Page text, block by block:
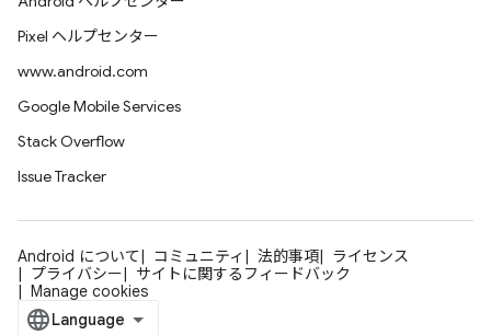
Pixel ヘルプセンター
www.android.com
Google Mobile Services
Stack Overflow
Issue Tracker
Android について コミュニティ 法的事項
ライセンス
プライバシー
サイトに関するフィードバック
Manage cookies